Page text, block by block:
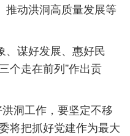
推动洪洞高质量发展等
谋好发展、惠好民
个走在前列”作出贡
洞工作，要坚定不移
将把抓好党建作为最大